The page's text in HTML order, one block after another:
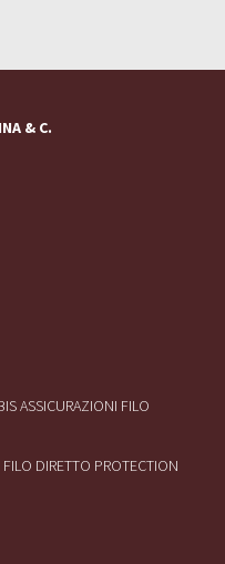
& C.
ASSICURAZIONI FILO
DIRETTO PROTECTION